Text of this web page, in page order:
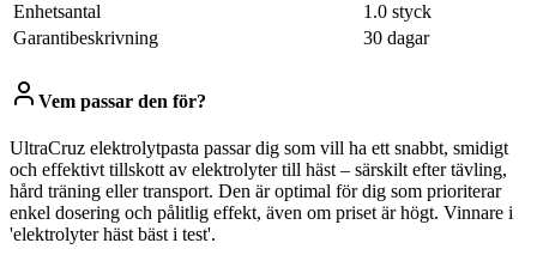
Enhetsantal
1.0 styck
Garantibeskrivning
30 dagar
Vem passar den för?
UltraCruz elektrolytpasta passar dig som vill ha ett snabbt, smidigt
och effektivt tillskott av elektrolyter till häst – särskilt efter tävling,
hård träning eller transport. Den är optimal för dig som prioriterar
enkel dosering och pålitlig effekt, även om priset är högt. Vinnare i
'elektrolyter häst bäst i test'.